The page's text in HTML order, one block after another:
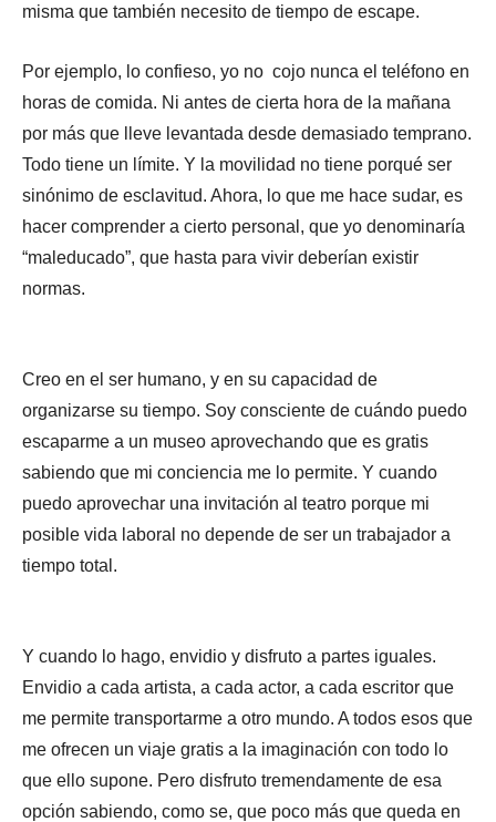
misma que también necesito de tiempo de escape.
Por ejemplo, lo confieso, yo no cojo nunca el teléfono en
horas de comida. Ni antes de cierta hora de la mañana
por más que lleve levantada desde demasiado temprano.
Todo tiene un límite. Y la movilidad no tiene porqué ser
sinónimo de esclavitud. Ahora, lo que me hace sudar, es
hacer comprender a cierto personal, que yo denominaría
“maleducado”, que hasta para vivir deberían existir
normas.
Creo en el ser humano, y en su capacidad de
organizarse su tiempo. Soy consciente de cuándo puedo
escaparme a un museo aprovechando que es gratis
sabiendo que mi conciencia me lo permite. Y cuando
puedo aprovechar una invitación al teatro porque mi
posible vida laboral no depende de ser un trabajador a
tiempo total.
Y cuando lo hago, envidio y disfruto a partes iguales.
Envidio a cada artista, a cada actor, a cada escritor que
me permite transportarme a otro mundo. A todos esos que
me ofrecen un viaje gratis a la imaginación con todo lo
que ello supone. Pero disfruto tremendamente de esa
opción sabiendo, como se, que poco más que queda en